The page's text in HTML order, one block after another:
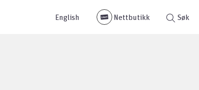
English Nettbutikk Søk